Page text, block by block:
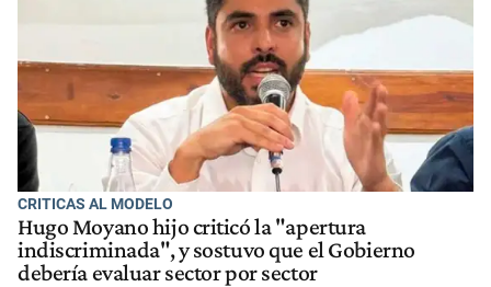
CRITICAS AL MODELO
Hugo Moyano hijo criticó la "apertura
indiscriminada", y sostuvo que el Gobierno
debería evaluar sector por sector